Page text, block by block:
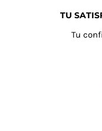
TU
Tu